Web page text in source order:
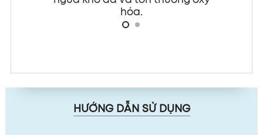
HƯỚNG DẪN SỬ DỤNG